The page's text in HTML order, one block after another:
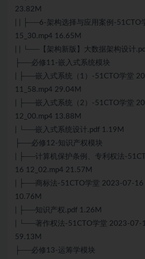
23.82M
| | ├──6-架构选择与应用案例-51CTO
15_30.mp4 16.65M
| | └──【架构新版】大数据架构设计
├──必修11-嵌入式 系统模块
| ├──嵌入式 系统（1）-51CTO学堂
11_58.mp4 29.04M
| ├──嵌入式系统（2）-51CTO学堂
12_00.mp4 13.88M
| └──嵌入式系统设计.pdf 1.19M
├──必修12-知识产权模块
| ├──计算机保护条例、专利权法-
16 12_02.mp4 21.57M
| ├──商标法-51CTO学堂 2023-07-16
10.76M
| ├──知识产权.pdf 1.26M
| └──著作权法-51CTO学堂 2023-07-
59.13M
├──必修13-运筹学模块